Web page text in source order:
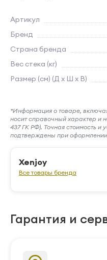
Артикул
Бренд
Страна бренда
Вес стека (кг)
Размер (см) (Д х Ш х В)
*Информация о товаре,
носит справочный характер и
437 ГК РФ). Точная стоимость и
подтверждены при
Xenjoy
Все товары бренда
Гарантия и